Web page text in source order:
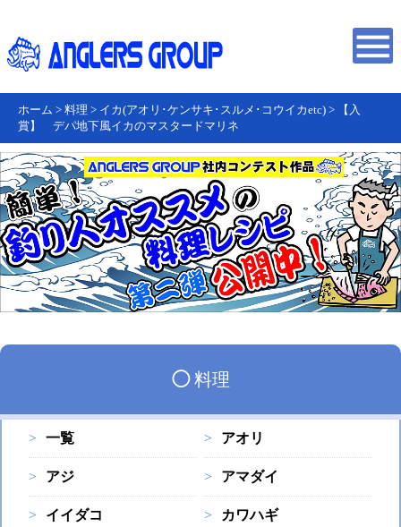
ホーム > 料理 > イカ(アオリ･ケンサキ･スルメ･コウイカetc) >
【入
賞】 デパ地下風イカのマスタードマリネ
◯料理
一覧 アオリ
アジ アマダイ
イイダコ カワハギ